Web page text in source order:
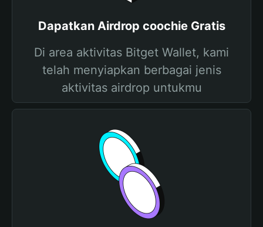
Dapatkan Airdrop coochie Gratis
Di area aktivitas Bitget Wallet, kami
telah menyiapkan berbagai jenis
aktivitas airdrop untukmu